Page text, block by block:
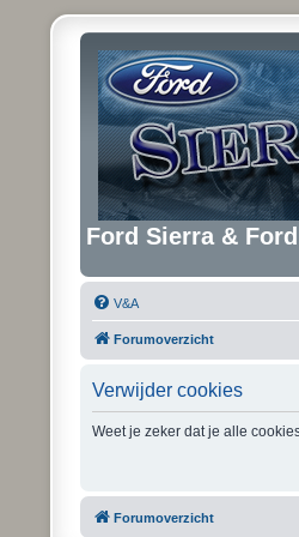
Ford Sierra &
V&A
Forumoverzicht
Verwijder cookies
Weet je zeker dat je alle
Forumoverzicht